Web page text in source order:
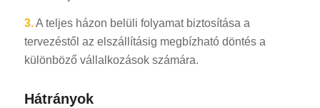
3.A teljes házon belüli folyamat biztosítása a
tervezéstől az elszállításig megbízható döntés a
különböző vállalkozások számára.
Hátrányok